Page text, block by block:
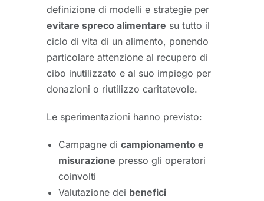
definizione di modelli e strategie per
evitare spreco alimentare su tutto il
ciclo di vita di un alimento, ponendo
particolare attenzione al recupero di
cibo inutilizzato e al suo impiego per
donazioni o riutilizzo caritatevole.
Le sperimentazioni hanno previsto:
Campagne di campionamento e
misurazione presso gli operatori
coinvolti
Valutazione dei benefici